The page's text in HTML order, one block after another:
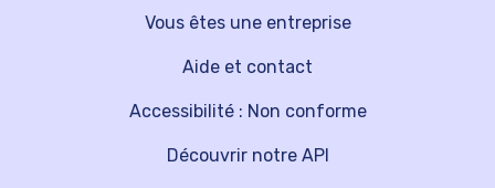
Vous êtes une entreprise
Découvrir notre API
Aide et contact
Accessibilité : Non conforme